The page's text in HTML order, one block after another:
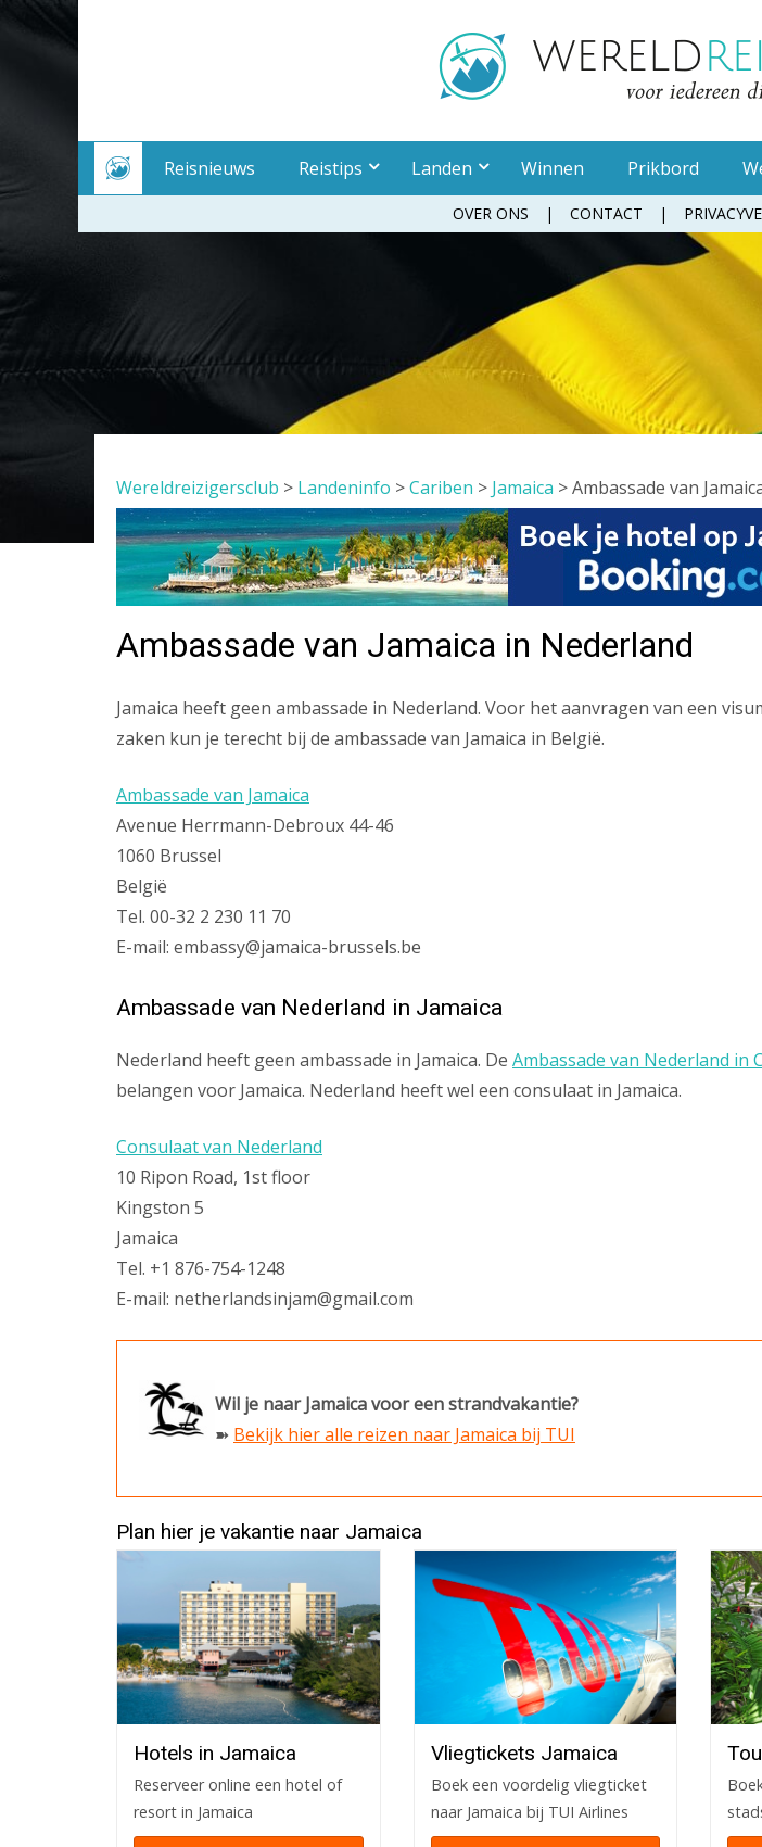
Meteen
Reisnieuws Reistips Landen Winnen Prikbord
OVER ONS CONTACT
Wereldreizigersclub > Landeninfo >Cariben > Jamaica >Ambassade van
Ambassade van Jamaica in Nederland
Jamaica heeft geen ambassade in Nederland. Voor het aanvragen van een
zaken kun je terecht bij de ambassade van Jamaica in België.
Ambassade van Jamaica
Avenue Herrmann-Debroux 44-46
1060 Brussel
België
Tel. 00-32 2 230 11 70
E-mail: embassy@jamaica-brussels.be
Ambassade van Nederland in Jamaica
Nederland heeft geen ambassade in Jamaica. De Ambassade van Nederland in
belangen voor Jamaica. Nederland heeft wel een consulaat in Jamaica.
Consulaat van Nederland
10 Ripon Road, 1st floor
Kingston 5
Jamaica
Tel. +1 876-754-1248
E-mail: netherlandsinjam@gmail.com
Wil je naar Jamaica voor een strandvakantie?
➽ Bekijk hier alle reizen naar Jamaica bij TUI
Plan hier je vakantie naar Jamaica
Hotels in Jamaica
Reserveer online een hotel of
resort in Jamaica
Vliegtickets Jamaica
Boek een voordelig vliegticket
naar Jamaica bij TUI Airlines